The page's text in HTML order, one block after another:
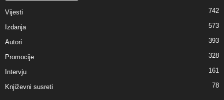
Vijesti 742
Izdanja 573
Autori 393
Promocije 328
Intervju 161
Književni susreti 78